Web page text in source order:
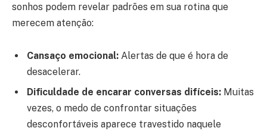
sonhos podem revelar padrões em sua rotina que
merecem atenção:
Cansaço emocional: Alertas de que é hora de
desacelerar.
Dificuldade de encarar conversas difíceis: Muitas
vezes, o medo de confrontar situações
desconfortáveis aparece travestido naquele